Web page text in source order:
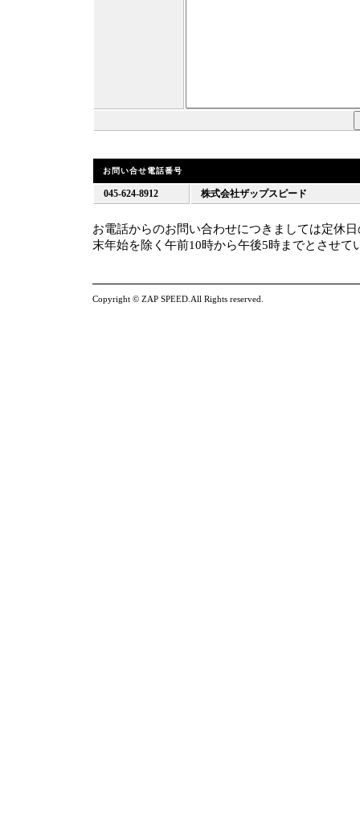
お問い合せ電話番号
045-624-8912 株式会社ザップスピード
お電話からのお問い合わせにつきましては定休
末年始を除く午前10時から午後5時までとさせて
Copyright © ZAP SPEED.All Rights reserved.